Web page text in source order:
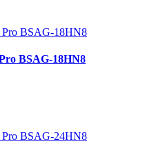
BSAG-18HN8